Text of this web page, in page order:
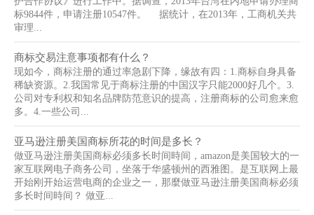
标9844件，申请注册10547件。 据统计，在2013年，工商机关共
审理...
商标交易注意事项都有什么？
现如今，商标注册的通过率急剧下降，缘故有四：1.商标自身具备
稀缺资源。2.我国常见于商标注册的中国汉字只能2000好几个。3.
公司对专利权和知名品牌防范意识的提高，注册商标的公司愈来愈
多。4.一些公司...
亚马逊注册美国商标所花的时间是多长？
做亚马逊注册美国商标必须多长时间時间，amazon是美国较大的一
家互联网电子商务公司，坐落于华盛顿州的西雅图。是互联网上最
开始刚开始运营电商的企业之一，那麼做亚马逊注册美国商标必须
多长时间時间？ 做亚...